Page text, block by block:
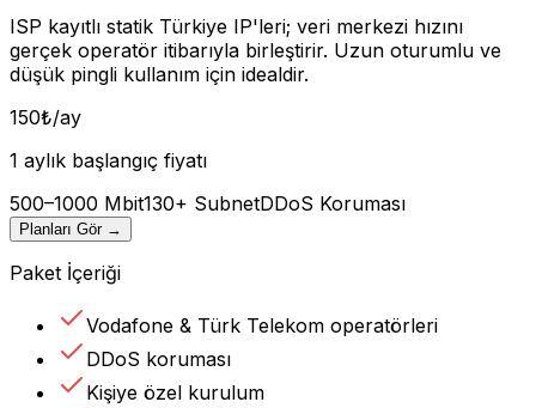
ISP kayıtlı statik Türkiye IP'leri; veri merkezi hızını
gerçek operatör itibarıyla birleştirir. Uzun oturumlu ve
düşük pingli kullanım için idealdir.
150₺/ay
1 aylık başlangıç fiyatı
500–1000 Mbit130+ SubnetDDoS Koruması
Planları Gör →
Paket İçeriği
Vodafone & Türk Telekom operatörleri
DDoS koruması
Kişiye özel kurulum